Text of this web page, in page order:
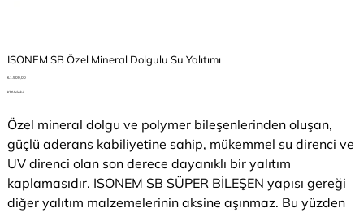
ISONEM SB Özel Mineral Dolgulu Su Yalıtımı
Fiyat
₺1.900,00
KDV dahil
Özel mineral dolgu ve polymer bileşenlerinden oluşan,
güçlü aderans kabiliyetine sahip, mükemmel su direnci ve
UV direnci olan son derece dayanıklı bir yalıtım
kaplamasıdır. ISONEM SB SÜPER BİLEŞEN yapısı gereği
diğer yalıtım malzemelerinin aksine aşınmaz. Bu yüzden